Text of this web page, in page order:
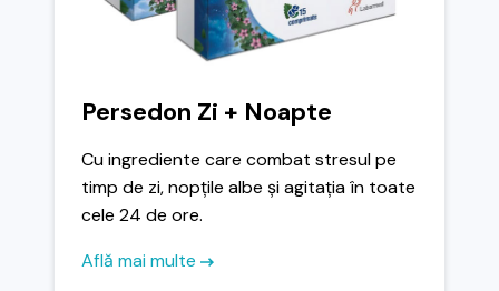
Persedon Zi + Noapte
Cu ingrediente care combat stresul pe
timp de zi, nopțile albe și agitația în toate
cele 24 de ore.
Află mai multe